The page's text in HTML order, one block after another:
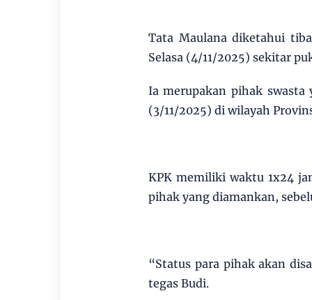
Tata Maulana diketahui
Selasa (4/11/2025) sekitar
Ia merupakan pihak swasta
(3/11/2025) di wilayah
KPK memiliki waktu 1x24
pihak yang diamankan,
“Status para pihak akan
tegas Budi.